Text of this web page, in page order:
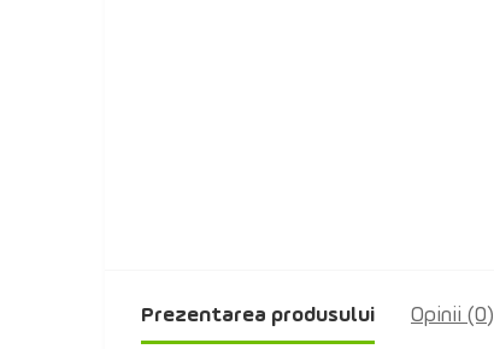
Prezentarea produsului Opinii (0)